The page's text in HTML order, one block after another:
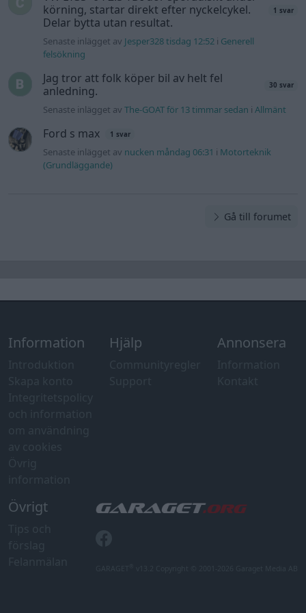
körning, startar direkt efter nyckelcykel.
Delar bytta utan resultat.
1 svar
Senaste inlägget av Jesper328 tisdag 12:52 i Generell
felsökning
Jag tror att folk köper bil av helt fel
anledning.
30 svar
Senaste inlägget avThe-GOAT för 13 timmar sedan iAllmänt
Ford s max 1 svar
Senaste inlägget av nucken måndag 06:31 i Motorteknik
(Grundläggande)
Gå till forumet
Information Hjälp Annonsera
Övrigt